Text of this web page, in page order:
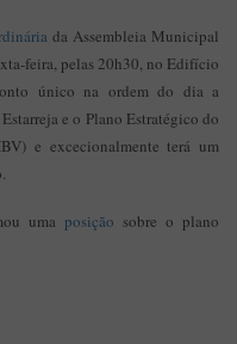
da Assembleia Municipal
feira, pelas 20h30, no Edifício
único na ordem do dia a
e o Plano Estratégico do
e excecionalmente terá um
uma posição sobre o plano